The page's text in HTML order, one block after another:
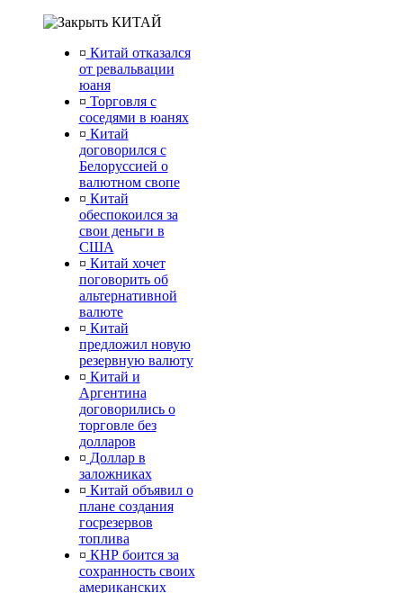
КИТАЙ
¤ Китай отказался
от ревальвации
юаня
¤ Торговля с
соседями в юанях
¤ Китай
договорился с
Белоруссией о
валютном свопе
¤ Китай
обеспокоился за
свои деньги в
США
¤ Китай хочет
поговорить об
альтернативной
валюте
¤ Китай
предложил новую
резервную валюту
¤ Китай и
Аргентина
договорились о
торговле без
долларов
¤ Доллар в
заложниках
¤ Китай объявил о
плане создания
госрезервов
топлива
¤ КНР боится за
сохранность своих
американских